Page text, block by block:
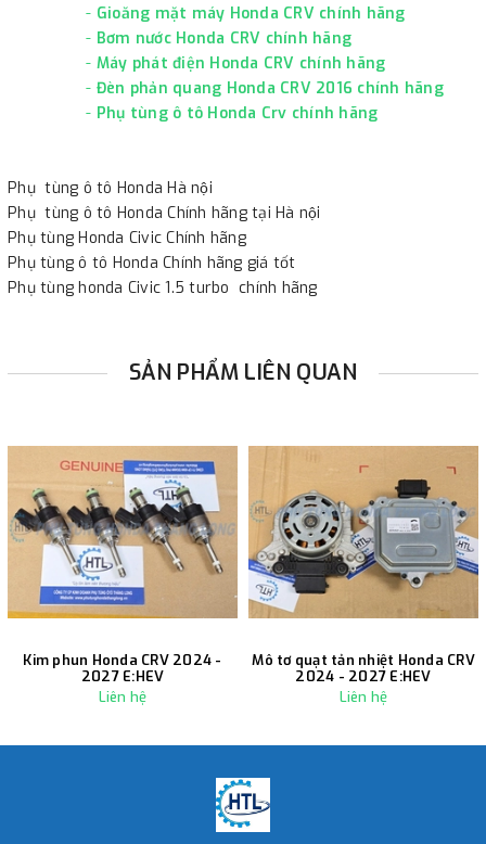
- Gioăng mặt máy Honda CRV chính hãng
- Bơm nước Honda CRV chính hãng
- Máy phát điện Honda CRV chính hãng
- Đèn phản quang Honda CRV 2016 chính hãng
- Phụ tùng ô tô Honda Crv chính hãng
Phụ tùng ô tô Honda Hà nội
Phụ tùng ô tô Honda Chính hãng tại Hà nội
Phụ tùng Honda Civic Chính hãng
Phụ tùng ô tô Honda Chính hãng giá tốt
Phụ tùng honda Civic 1.5 turbo chính hãng
SẢN PHẨM LIÊN QUAN
Kim phun Honda CRV 2024 -
2027 E:HEV
Liên hệ
Mô tơ quạt tản nhiệt Honda CRV
2024 - 2027 E:HEV
Liên hệ